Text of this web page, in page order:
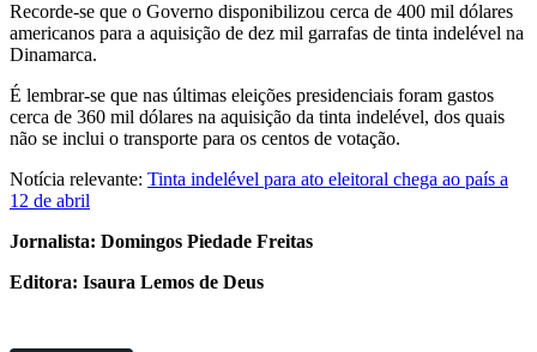
Recorde-se que o Governo disponibilizou cerca de 400 mil dólares
americanos para a aquisição de dez mil garrafas de tinta indelével na
Dinamarca.
É lembrar-se que nas últimas eleições presidenciais foram gastos
cerca de 360 mil dólares na aquisição da tinta indelével, dos quais
não se inclui o transporte para os centos de votação.
Notícia relevante: Tinta indelével para ato eleitoral chega ao país a
12 de abril
Jornalista: Domingos Piedade Freitas
Editora: Isaura Lemos de Deus